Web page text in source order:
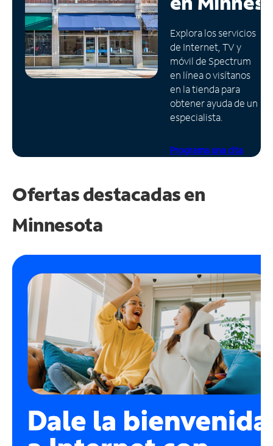
Administrar
cuenta
Encuentra
una
tienda
Explora los servicios
de Internet, TV y
móvil de Spectrum
en línea o visítanos
en la tienda para
obtener ayuda de un
especialista.
Programa una cita
Ofertas destacadas en
Minnesota